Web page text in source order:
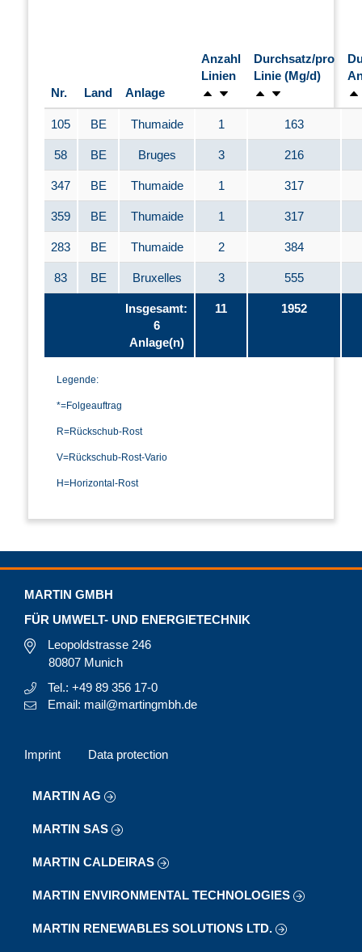
Nr. Land Anlage
Anzahl
Linien
Durchsatz/pro
Linie (Mg/d)
105 BE Thumaide 1 163
58 BE Bruges 3 216
347 BE Thumaide 1 317
359 BE Thumaide 1 317
283 BE Thumaide 2 384
83 BE Bruxelles 3 555
Insgesamt:
6
Anlage(n)
11 1952
Legende:
*=Folgeauftrag
R=Rückschub-Rost
V=Rückschub-Rost-Vario
H=Horizontal-Rost
MARTIN GMBH
FÜR UMWELT- UND ENERGIETECHNIK
Leopoldstrasse 246
80807 Munich
Tel.: +49 89 356 17-0
Email: mail@martingmbh.de
Imprint Data protection
MARTIN AG
MARTIN SAS
MARTIN CALDEIRAS
MARTIN ENVIRONMENTAL TECHNOLOGIES
MARTIN RENEWABLES SOLUTIONS LTD.